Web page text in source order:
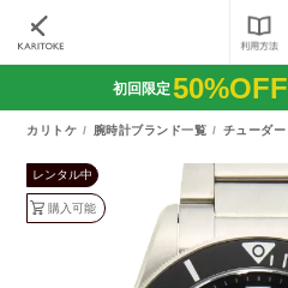
初回限定50%OFF
カリトケ 腕時計ブランド一覧 チューダー
レンタル中
購入可能